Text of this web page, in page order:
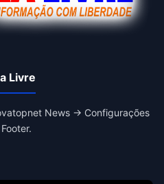
Livre
News → Configurações